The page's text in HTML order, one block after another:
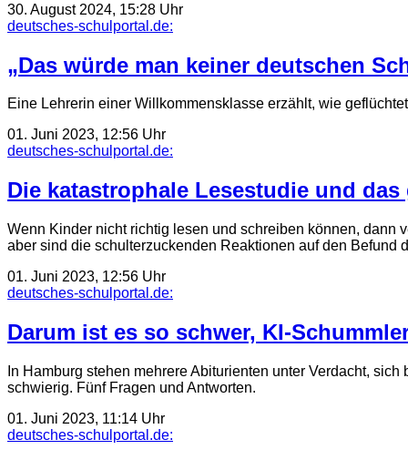
30. August 2024, 15:28 Uhr
deutsches-schulportal.de:
„Das würde man keiner deutschen
Eine Lehrerin einer Willkommens­klasse erzählt, wie
01. Juni 2023, 12:56 Uhr
deutsches-schulportal.de:
Die katastrophale Lesestudie und
Wenn Kinder nicht richtig lesen und schreiben können, dann
aber sind die schulterzuckenden Reaktionen auf den
01. Juni 2023, 12:56 Uhr
deutsches-schulportal.de:
Darum ist es so schwer, KI-
In Hamburg stehen mehrere Abiturienten unter Verdacht,
schwierig. Fünf Fragen und Antworten.
01. Juni 2023, 11:14 Uhr
deutsches-schulportal.de: